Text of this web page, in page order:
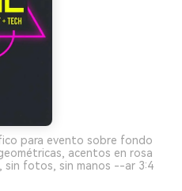
para evento sobre fondo
acentos en rosa
sin fotos, sin manos --ar 3:4